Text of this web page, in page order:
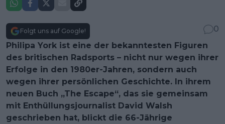
Folgt uns auf Google!
0
Philipa York ist eine der bekanntesten Figuren
des britischen Radsports – nicht nur wegen ihrer
Erfolge in den 1980er-Jahren, sondern auch
wegen ihrer persönlichen Geschichte. In ihrem
neuen Buch „The Escape“, das sie gemeinsam
mit Enthüllungsjournalist David Walsh
geschrieben hat, blickt die 66-Jährige